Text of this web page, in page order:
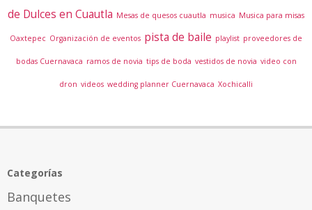
de Dulces en Cuautla Mesas de quesos cuautla musica Musica para misas
Oaxtepec Organización de eventos pista de baile playlist proveedores de
bodas Cuernavaca ramos de novia tips de boda vestidos de novia video con
dron videos wedding planner Cuernavaca Xochicalli
Categorías
Banquetes